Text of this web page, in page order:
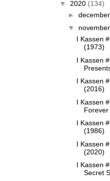
▼ 2020 (134)
► december
▼ november
I Kassen
(1973)
I Kassen
I Kassen
(2016)
I Kassen
I Kassen
(1986)
I Kassen
(2020)
I Kassen
Secret